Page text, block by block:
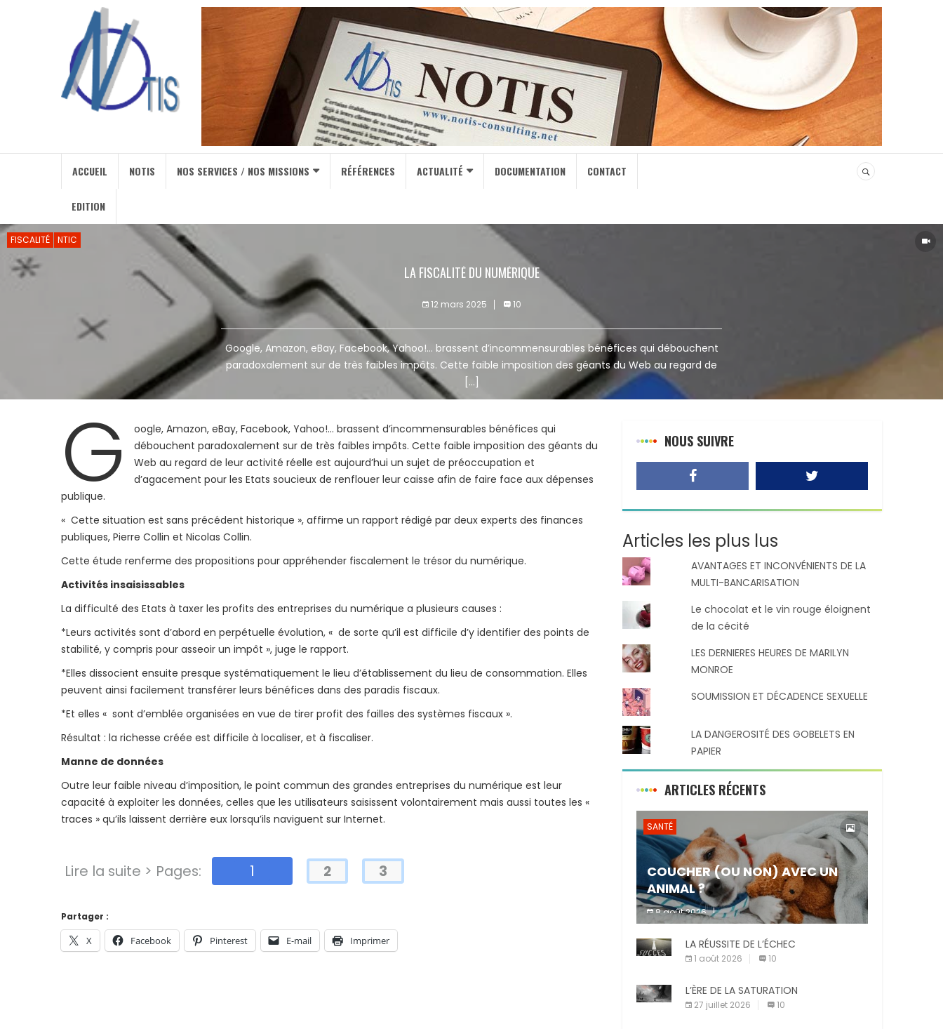
ACCUEIL NOTIS NOS SERVICES / NOS MISSIONS RÉFÉRENCES ACTUALITÉ DOCUMENTATION CONTACT
EDITION
FISCALITÉ NTIC
LA FISCALITÉ DU NUMÉRIQUE
12 mars 2025 10
Google, Amazon, eBay, Facebook, Yahoo!… brassent d’incommensurables bénéfices qui débouchent
paradoxalement sur de très faibles impôts. Cette faible imposition des géants du Web au regard de
[…]
G
oogle, Amazon, eBay, Facebook, Yahoo!… brassent d’incommensurables bénéfices qui
débouchent paradoxalement sur de très faibles impôts. Cette faible imposition des géants du
Web au regard de leur activité réelle est aujourd’hui un sujet de préoccupation et
d’agacement pour les Etats soucieux de renflouer leur caisse afin de faire face aux dépenses
publique.
« Cette situation est sans précédent historique », affirme un rapport rédigé par deux experts des finances
publiques, Pierre Collin et Nicolas Collin.
Cette étude renferme des propositions pour appréhender fiscalement le trésor du numérique.
Activités insaisissables
La difficulté des Etats à taxer les profits des entreprises du numérique a plusieurs causes :
*Leurs activités sont d’abord en perpétuelle évolution, « de sorte qu’il est difficile d’y identifier des points de
stabilité, y compris pour asseoir un impôt », juge le rapport.
*Elles dissocient ensuite presque systématiquement le lieu d’établissement du lieu de consommation. Elles
peuvent ainsi facilement transférer leurs bénéfices dans des paradis fiscaux.
*Et elles « sont d’emblée organisées en vue de tirer profit des failles des systèmes fiscaux ».
Résultat : la richesse créée est difficile à localiser, et à fiscaliser.
Manne de données
Outre leur faible niveau d’imposition, le point commun des grandes entreprises du numérique est leur
capacité à exploiter les données, celles que les utilisateurs saisissent volontairement mais aussi toutes les «
traces » qu’ils laissent derrière eux lorsqu’ils naviguent sur Internet.
Partager :
X Facebook Pinterest E-mail Imprimer
Lire la suite > Pages: 1 2 3
NOUS SUIVRE
Articles les plus lus
AVANTAGES ET INCONVÉNIENTS DE LA
MULTI-BANCARISATION
Le chocolat et le vin rouge éloignent
de la cécité
LES DERNIERES HEURES DE MARILYN
MONROE
SOUMISSION ET DÉCADENCE SEXUELLE
LA DANGEROSITÉ DES GOBELETS EN
PAPIER
ARTICLES RÉCENTS
SANTÉ
COUCHER (OU NON) AVEC UN
ANIMAL ?
8 août 2026
compagnie est un sujet très controversé.
Les adeptes affirment que la présence de
Partager :
Facebook
E-mail Imprimer
LA RÉUSSITE DE L’ÉCHEC
1 août 2026 10
L’ÈRE DE LA SATURATION
27 juillet 2026 10